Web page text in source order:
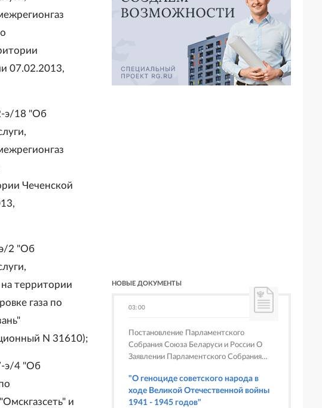
07.02.2013,
э/18 "Об
Чеченской
2 "Об
территории
газа по
N 31610);
э/4 "Об
и
НОВЫЕ ДОКУМЕНТЫ
03:00
Постановление Парламентского
Собрания Союза Беларуси и России О
Заявлении Парламентского Собрания
"О геноциде советского народа в
ходе Великой Отечественной войны
1941 - 1945 годов"